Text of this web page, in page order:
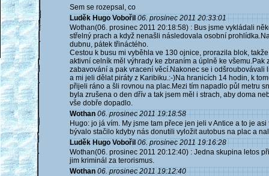
Sem se rozepsal, co
Luděk Hugo Vobořil 06. prosinec 2011 20:33:01
Wothan(06. prosinec 2011 20:18:58) : Bus jsme vykládali
střelný prach a když nenašli následovala osobní
dubnu, pátek třináctého.
Cestou k busu mi vyběhla ve 130 ojnice, prorazila blok,
aktivní celník měl výhrady ke zbraním a úplně ke
zabavování a pak vracení věcí.Nakonec se i odšroubovávali
a mi jeli dělat piráty z Karibiku.:-)Na hranicích 14 hodin, k
přijeli ráno a šli rovnou na plac.Mezi tím napadlo půl metru
byla zrušena o den dřív a tak jsem měl i strach, aby doma
vše dobře dopadlo.
Wothan 06. prosinec 2011 19:18:58
Hugo: jo já vím. My jsme tam přece jen jeli v Antice a to je
bývalo stačilo kdyby nás donutili vyložit autobus na plac a
Luděk Hugo Vobořil 06. prosinec 2011 19:16:28
Wothan(06. prosinec 2011 20:12:40) : Jedna skupina letos
jim kriminál za terorismus.
Wothan 06. prosinec 2011 19:12:40